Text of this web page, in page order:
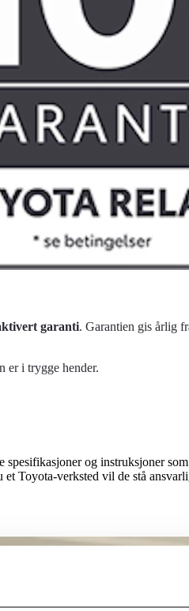
garanti. Garantien gis årlig
er i trygge hender.
og instruksjoner
Toyota-verksted vil de stå